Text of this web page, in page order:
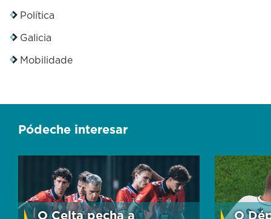
Política
Galicia
Mobilidade
Pódeche interesar
O Celta pecha a O